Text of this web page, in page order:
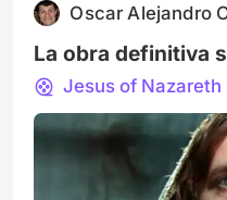
Oscar Alejandro
La obra definitiva
Jesus of Nazareth